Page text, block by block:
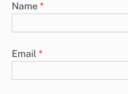
Name *
Email *